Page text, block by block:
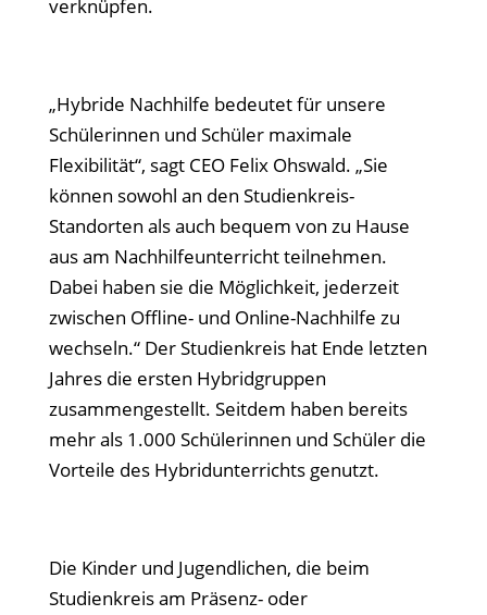
verknüpfen.
„Hybride Nachhilfe bedeutet für unsere
Schülerinnen und Schüler maximale
Flexibilität“, sagt CEO Felix Ohswald. „Sie
können sowohl an den Studienkreis-
Standorten als auch bequem von zu Hause
aus am Nachhilfeunterricht teilnehmen.
Dabei haben sie die Möglichkeit, jederzeit
zwischen Offline- und Online-Nachhilfe zu
wechseln.“ Der Studienkreis hat Ende letzten
Jahres die ersten Hybridgruppen
zusammengestellt. Seitdem haben bereits
mehr als 1.000 Schülerinnen und Schüler die
Vorteile des Hybridunterrichts genutzt.
Die Kinder und Jugendlichen, die beim
Studienkreis am Präsenz- oder